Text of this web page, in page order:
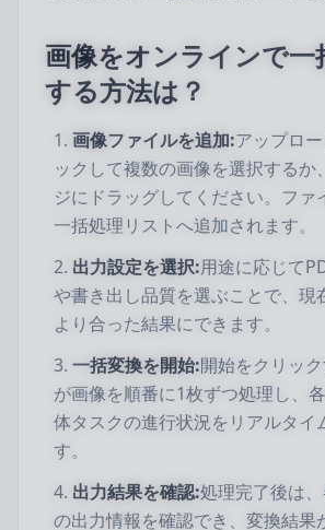
画像をオンラインで一
する方法は？
画像ファイルを追加:アップロ
ックして複数の画像を選択するか
ジにドラッグしてください。ファ
一括処理リストへ追加されます。
出力設定を選択:用途に応じて
や書き出し品質を選ぶことで、現
より合った結果にできます。
一括変換を開始:開始をクリッ
が画像を順番に1枚ずつ処理し、
体タスクの進行状況をリアルタイ
す。
出力結果を確認:処理完了後は
の出力情報を確認でき、変換結果